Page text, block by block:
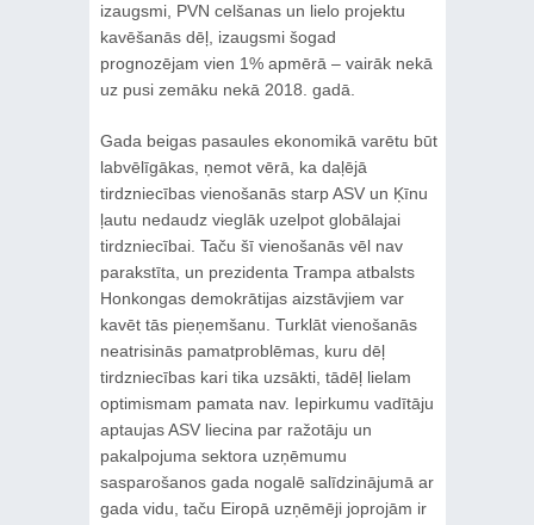
izaugsmi, PVN celšanas un lielo projektu
kavēšanās dēļ, izaugsmi šogad
prognozējam vien 1% apmērā – vairāk nekā
uz pusi zemāku nekā 2018. gadā.
Gada beigas pasaules ekonomikā varētu būt
labvēlīgākas, ņemot vērā, ka daļējā
tirdzniecības vienošanās starp ASV un Ķīnu
ļautu nedaudz vieglāk uzelpot globālajai
tirdzniecībai. Taču šī vienošanās vēl nav
parakstīta, un prezidenta Trampa atbalsts
Honkongas demokrātijas aizstāvjiem var
kavēt tās pieņemšanu. Turklāt vienošanās
neatrisinās pamatproblēmas, kuru dēļ
tirdzniecības kari tika uzsākti, tādēļ lielam
optimismam pamata nav. Iepirkumu vadītāju
aptaujas ASV liecina par ražotāju un
pakalpojuma sektora uzņēmumu
sasparošanos gada nogalē salīdzinājumā ar
gada vidu, taču Eiropā uzņēmēji joprojām ir